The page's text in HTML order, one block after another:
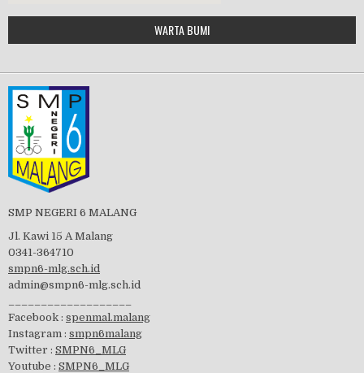
Tes Matrikulasi 2019
visitasi PPK 2019
Google Maps Generator by
embedgooglemap.net
WARTA BUMI
SMP NEGERI 6 MALANG
Jl. Kawi 15 A Malang
0341-364710
smpn6-mlg.sch.id
admin@smpn6-mlg.sch.id
Facebook : spenmal.malang
Instagram : smpn6malang
Twitter : SMPN6_MLG
Youtube : SMPN6_MLG